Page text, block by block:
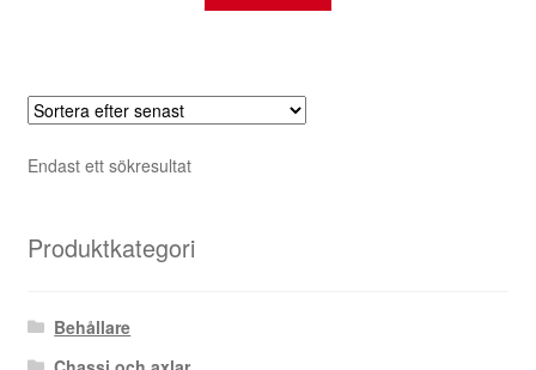
Endast ett sökresultat
Produktkategori
Behållare